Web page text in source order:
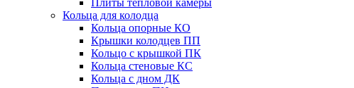
Плиты тепловой камеры
Кольца для колодца
Кольца опорные КО
Крышки колодцев ПП
Кольцо с крышкой ПК
Кольца стеновые КС
Кольца с дном ДК